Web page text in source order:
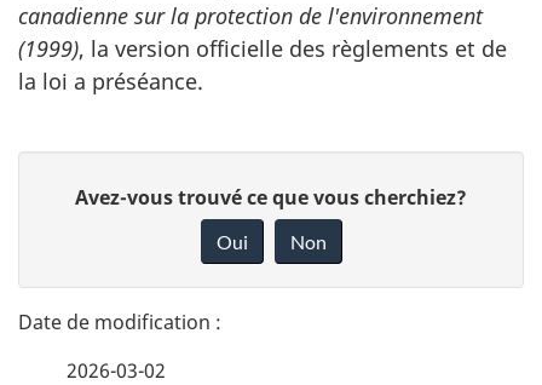
canadienne sur la protection de l'environnement
(1999), la version officielle des règlements et de
la loi a préséance.
t
a
n
Avez-vous trouvé ce que vous cherchiez?
Oui Non
2026-03-02